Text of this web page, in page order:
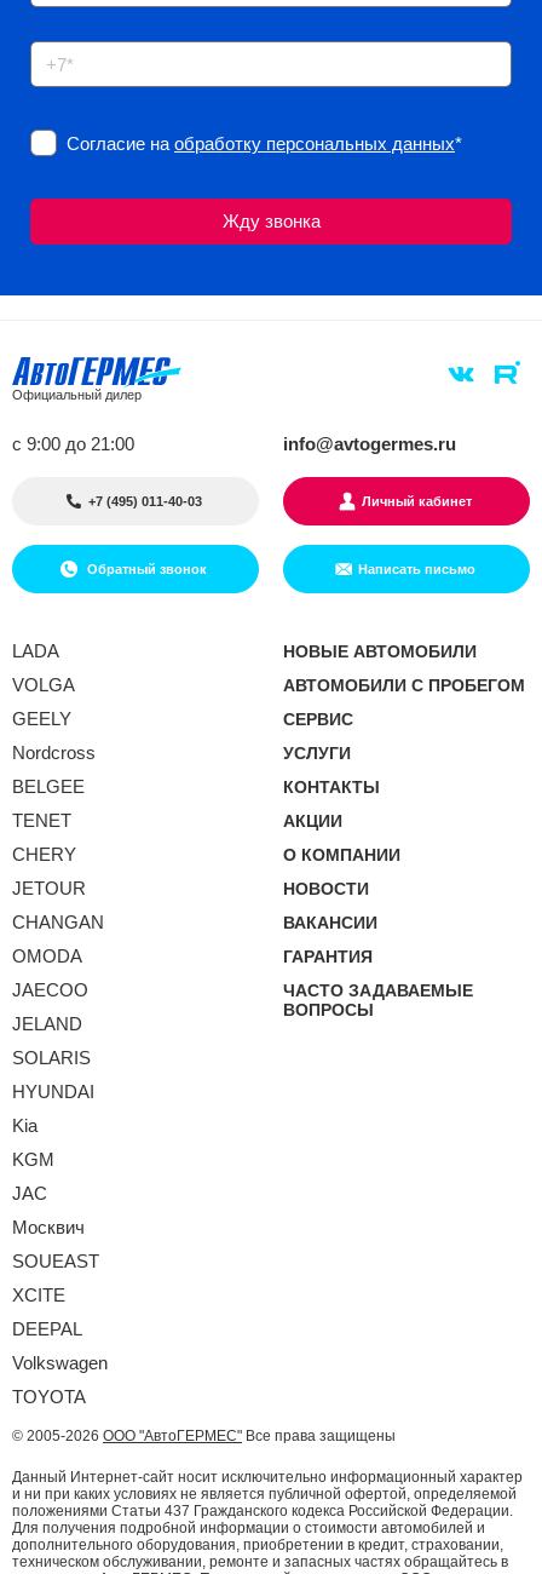
Согласие на обработку персональных данных*
Официальный дилер
с 9:00 до 21:00 info@avtogermes.ru
+7 (495) 011-40-03 Личный кабинет
Обратный звонок Написать письмо
LADA
VOLGA
GEELY
Nordcross
BELGEE
TENET
CHERY
JETOUR
CHANGAN
OMODA
JAECOO
JELAND
SOLARIS
HYUNDAI
Kia
KGM
JAC
Москвич
SOUEAST
XCITE
DEEPAL
Volkswagen
TOYOTA
НОВЫЕ АВТОМОБИЛИ
АВТОМОБИЛИ С ПРОБЕГОМ
СЕРВИС
УСЛУГИ
КОНТАКТЫ
АКЦИИ
О КОМПАНИИ
НОВОСТИ
ВАКАНСИИ
ГАРАНТИЯ
ЧАСТО ЗАДАВАЕМЫЕ
ВОПРОСЫ
© 2005-2026 ООО "АвтоГЕРМЕС" Все права защищены
Данный Интернет-сайт носит исключительно информационный характер
и ни при каких условиях не является публичной офертой, определяемой
положениями Статьи 437 Гражданского кодекса Российской Федерации.
Для получения подробной информации о стоимости автомобилей и
дополнительного оборудования, приобретении в кредит, страховании,
техническом обслуживании, ремонте и запасных частях обращайтесь в